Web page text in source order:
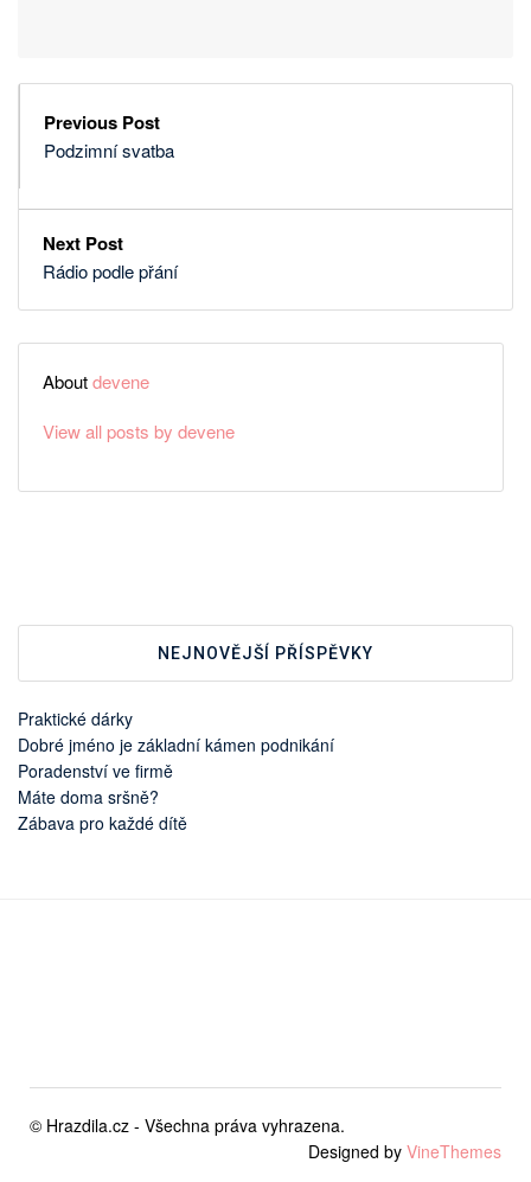
Previous Post
Podzimní svatba
Next Post
Rádio podle přání
Aboutdevene
View all posts by devene
NEJNOVĚJŠÍ PŘÍSPĚVKY
Praktické dárky
Dobré jméno je základní kámen podnikání
Poradenství ve firmě
Máte doma sršně?
Zábava pro každé dítě
© Hrazdila.cz - Všechna práva vyhrazena.
Designed by VineThemes